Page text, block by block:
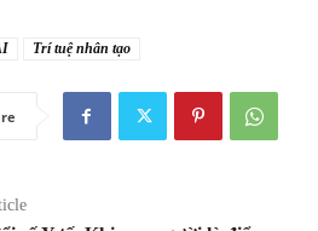
Trí tuệ nhân tạo